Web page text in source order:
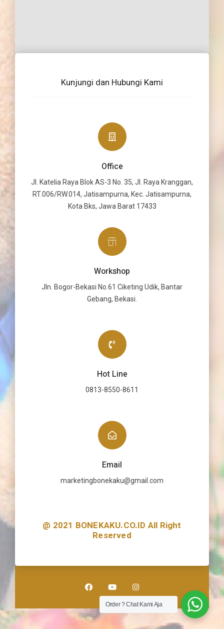
Kunjungi dan Hubungi Kami
Office
Jl. Katelia Raya Blok AS-3 No. 35, Jl. Raya Kranggan,
RT.006/RW.014, Jatisampurna, Kec. Jatisampurna,
Kota Bks, Jawa Barat 17433
Workshop
Jln. Bogor-Bekasi No.61 Ciketing Udik, Bantar
Gebang, Bekasi.
Hot Line
0813-8550-8611
Email
marketingbonekaku@gmail.com
@ 2021 BONEKAKU.CO.ID All Right
Reserved
Order ? Chat Kami Aja